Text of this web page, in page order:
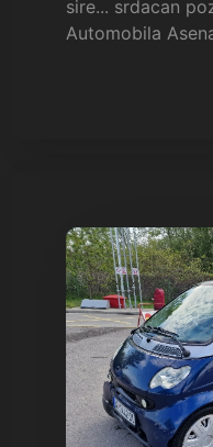
sire... srdacan
Automobila